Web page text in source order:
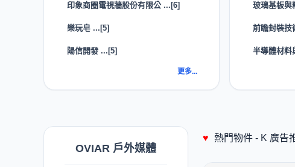
印象商圈電視牆股份有限公 ...[6]
樂玩皂 ...[5]
陽信開發 ...[5]
更多...
玻璃基板與
前瞻封裝技
半導體材料
♥ 熱門物件 - K 廣告